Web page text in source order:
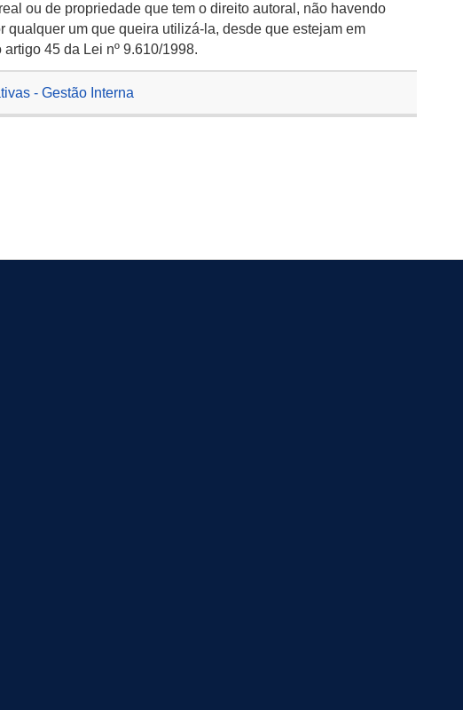
ou de propriedade que tem o direito autoral, não havendo
qualquer um que queira utilizá-la, desde que estejam em
45 da Lei nº 9.610/1998.
- Gestão Interna